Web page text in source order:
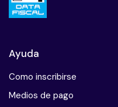
Ayuda
Como inscribirse
Medios de pago